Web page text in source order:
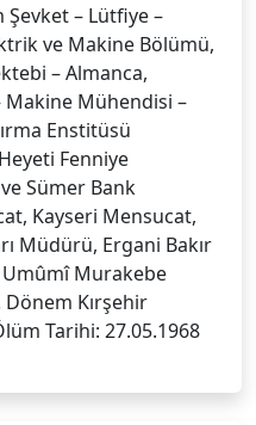
– Lütfiye –
ve Makine Bölümü,
– Almanca,
Makine Mühendisi –
Enstitüsü
Fenniye
Sümer Bank
Kayseri Mensucat,
Müdürü, Ergani Bakır
Murakebe
Kırşehir
Tarihi: 27.05.1968